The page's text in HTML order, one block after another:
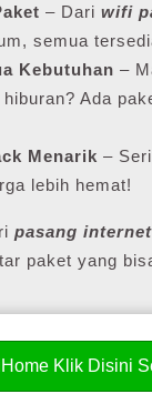
– Dari wifi
semua
Kebutuhan –
Ada
Menarik –
lebih hemat!
pasang
paket yang
Klik Disini